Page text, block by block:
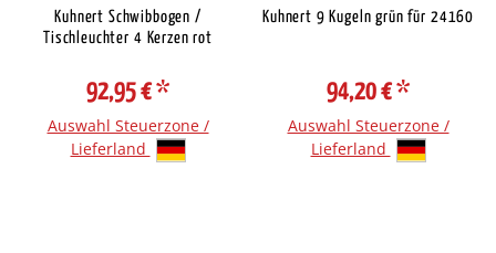
Kuhnert Schwibbogen /
Tischleuchter 4 Kerzen rot
92,95 €*
Auswahl Steuerzone /
Lieferland
Kuhnert 9 Kugeln grün für 24160
94,20 €*
Auswahl Steuerzone /
Lieferland